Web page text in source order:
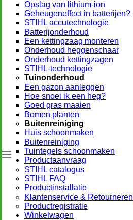
Opslag van lithium-ion
Geheugeneffect in batterijen?
STIHL accutechnologie
Batterijonderhoud
Een kettingzaag monteren
Onderhoud heggenschaar
Onderhoud kettingzagen
STIHL-technologie
Tuinonderhoud
Een gazon aanleggen
Hoe snoei ik een heg?
Goed gras maaien
Bomen planten
Buitenreiniging
Huis schoonmaken
Buitenreiniging
Tuintegels schoonmaken
Productaanvraag
STIHL catalogus
STIHL FAQ
Productinstallatie
Klantenservice & Retourneren
Productregistratie
Winkelwagen